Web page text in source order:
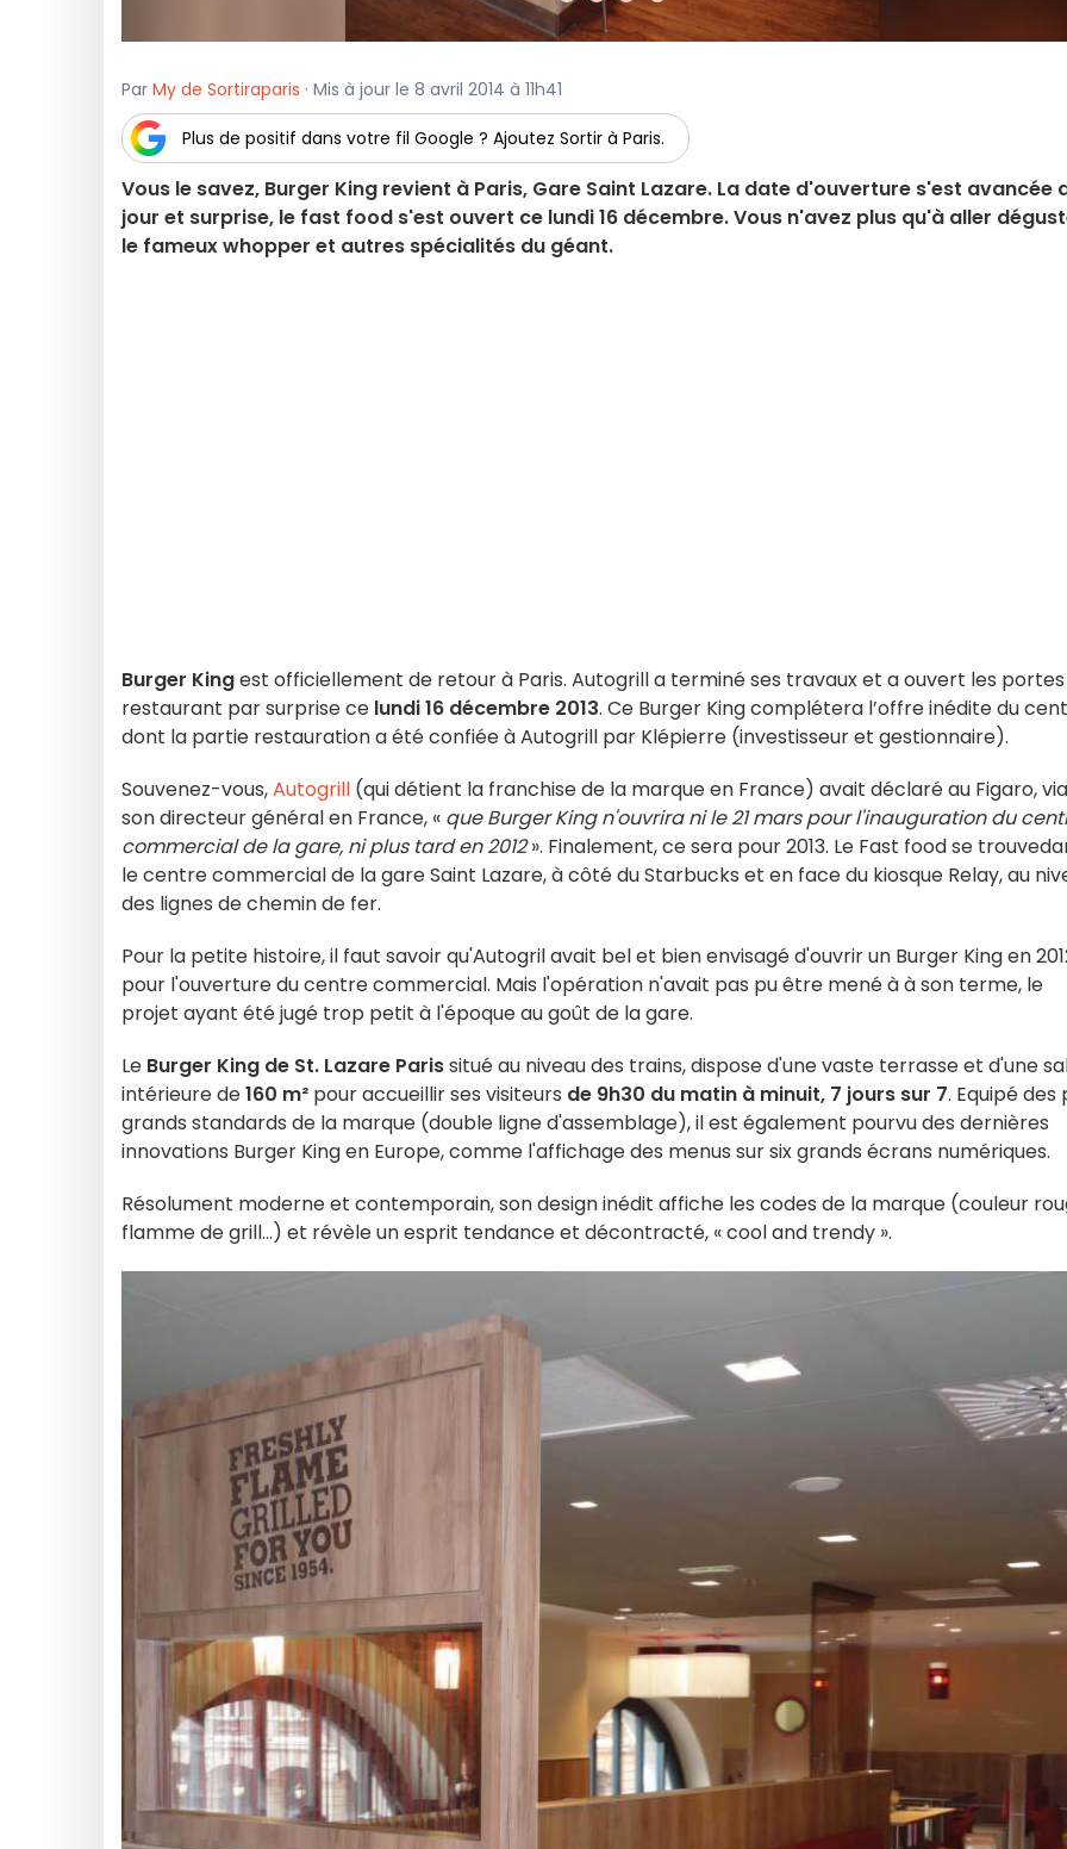
Par My de Sortiraparis · Mis à jour le 8 avril 2014 à 11h41
Plus de positif dans votre fil Google ? Ajoutez Sortir à Paris.
Vous le savez, Burger King revient à Paris, Gare Saint Lazare. La date d'ouverture s'est avancée
jour et surprise, le fast food s'est ouvert ce lundi 16 décembre. Vous n'avez plus qu'à aller
le fameux whopper et autres spécialités du géant.
Burger Kingest officiellement de retour à Paris. Autogrill a terminé ses travaux et a ouvert les
restaurant par surprise ce lundi 16 décembre 2013. Ce Burger King complétera l’offre inédite du
dont la partie restauration a été confiée à Autogrill par Klépierre (investisseur et gestionnaire).
Souvenez-vous,Autogrill (qui détient la franchise de la marque en France) avait déclaré au Figaro, via
son directeur général en France, « que Burger King n'ouvrira ni le 21 mars pour l'inauguration du
commercial de la gare, ni plus tard en 2012». Finalement, ce sera pour 2013. Le Fast food se
le centre commercial de la gare Saint Lazare, à côté du Starbucks et en face du kiosque Relay, au
des lignes de chemin de fer.
Pour la petite histoire, il faut savoir qu'Autogril avait bel et bien envisagé d'ouvrir un Burger King en
pour l'ouverture du centre commercial. Mais l'opération n'avait pas pu être mené à à son terme, le
projet ayant été jugé trop petit à l'époque au goût de la gare.
Le Burger King de St. Lazare Parissitué au niveau des trains, dispose d'une vaste terrasse et d'une
intérieure de160 m² pour accueillir ses visiteurs de 9h30 du matin à minuit, 7 jours sur 7. Equipé des
grands standards de la marque (double ligne d'assemblage), il est également pourvu des dernières
innovations Burger King en Europe, comme l'affichage des menus sur six grands écrans numériques.
Résolument moderne et contemporain, son design inédit affiche les codes de la marque (couleur
flamme de grill...) et révèle un esprit tendance et décontracté, « cool and trendy ».